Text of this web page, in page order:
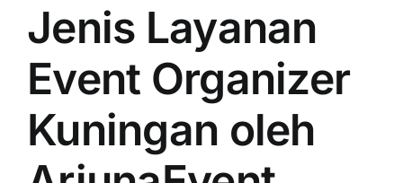
Jenis Layanan
Event Organizer
Kuningan oleh